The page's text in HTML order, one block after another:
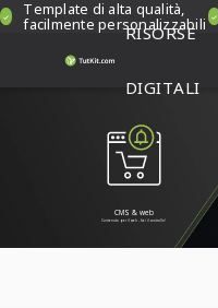
Template di alta qualità,
facilmente personalizzabili
RISORSE
DIGITALI
CMS & web
Contenuto per il web - hai il controllo!